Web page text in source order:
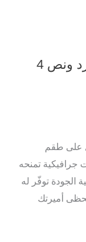
طقم لحاف مضغوط مفرد/ مفرد ونص 4
على طقم
جرافيكية تمنحه
توفّر له
أميرتك